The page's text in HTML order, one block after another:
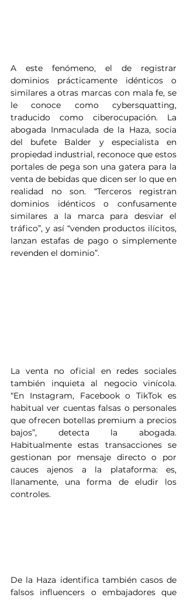
A este fenómeno, el de registrar
dominios prácticamente idénticos o
similares a otras marcas con mala fe, se
le conoce como cybersquatting,
traducido como ciberocupación. La
abogada Inmaculada de la Haza, socia
del bufete Balder y especialista en
propiedad industrial, reconoce que estos
portales de pega son una gatera para la
venta de bebidas que dicen ser lo que en
realidad no son. “Terceros registran
dominios idénticos o confusamente
similares a la marca para desviar el
tráfico”, y así “venden productos ilícitos,
lanzan estafas de pago o simplemente
revenden el dominio”.
La venta no oficial en redes sociales
también inquieta al negocio vinícola.
“En Instagram, Facebook o TikTok es
habitual ver cuentas falsas o personales
que ofrecen botellas premium a precios
bajos”, detecta la abogada.
Habitualmente estas transacciones se
gestionan por mensaje directo o por
cauces ajenos a la plataforma: es,
llanamente, una forma de eludir los
controles.
De la Haza identifica también casos de
falsos influencers o embajadores que